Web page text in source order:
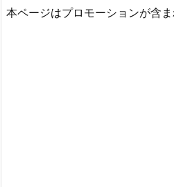
本ページはプロモーションが含